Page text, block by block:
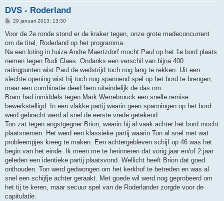
DVS - Roderland
B
r
c
h
29 januari 2013; 13:30
Voor de 2e ronde stond er de kraker tegen, onze grote medeconcurrent
om de titel, Roderland op het programma.
Na een loting in huize Andre Maertzdorf mocht Paul op het 1e bord plaats
nemen tegen Rudi Claes. Ondanks een verschil van bijna 400
ratingpunten wist Paul de wedstrijd toch nog lang te rekken. Uit een
slechte opening wist hij toch nog spannend spel op het bord te brengen,
maar een combinatie deed hem uiteindelijk de das om.
Bram had inmiddels tegen Mark Werrebrouck een snelle remise
bewerkstelligd. In een vlakke partij waarin geen spanningen op het bord
werd gebracht werd al snel de eerste vrede getekend.
Ton zat tegen angstgegner Brion, waarin hij al vaak achter het bord mocht
plaatsnemen. Het werd een klassieke partij waarin Ton al snel met wat
probleempjes kreeg te maken. Een achtergebleven schijf op 46 was het
begin van het einde. Ik meen me te herinneren dat vorig jaar en/of 2 jaar
geleden een identieke partij plaatsvond. Wellicht heeft Brion dat goed
onthouden. Ton werd gedwongen om het kerkhof te betreden en was al
snel een schijfje achter geraakt. Met goede wil werd nog geprobeerd om
het tij te keren, maar secuur spel van de Roderlander zorgde voor de
capitulatie.